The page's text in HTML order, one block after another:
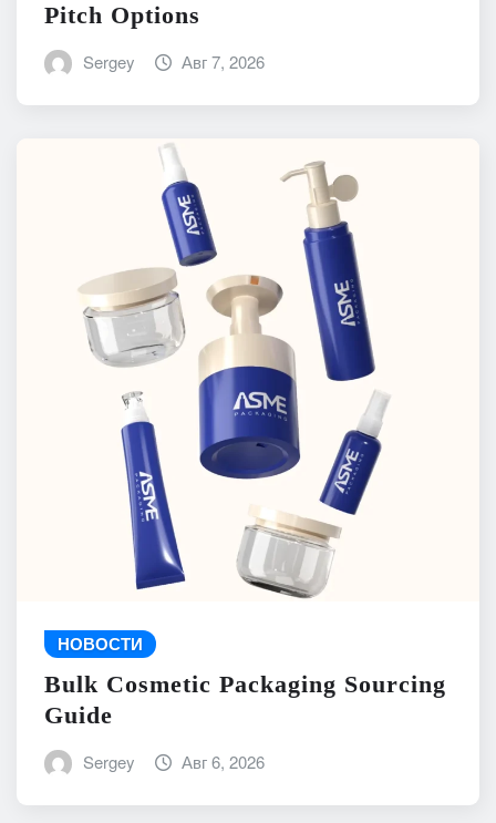
Pitch Options
Sergey Авг 7, 2026
НОВОСТИ
Bulk Cosmetic Packaging Sourcing
Guide
Sergey Авг 6, 2026